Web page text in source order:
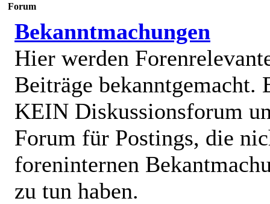
Forum
Bekanntmachungen
Hier werden
Beiträge bekanntgemacht.
KEIN Diskussionsforum
Forum für Postings, die
foreninternen
zu tun haben.